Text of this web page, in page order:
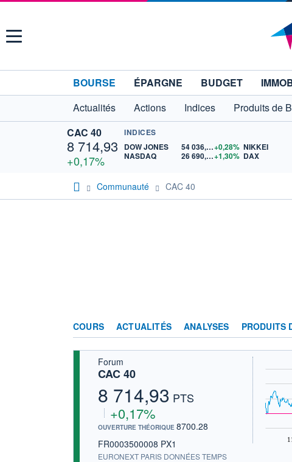
Menu
BOURSE ÉPARGNE BUDGET
Actualités
Actions Indices Produits de
CAC 40
8 714,93
+0,17%
INDICES
DOW JONES
54 036,93+0,28%
NASDAQ
26 690,62+1,30%
NIKKEI
DAX
Communauté CAC 40
COURS ACTUALITÉS ANALYSES PRODUITS
Forum
CAC 40
8 714,93 PTS
+0,17%
OUVERTURE THÉORIQUE 8700.28
FR0003500008 PX1
EURONEXT PARIS DONNÉES TEMPS